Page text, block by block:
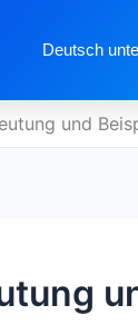
Deutsch
und